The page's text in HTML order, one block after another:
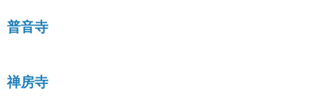
普音寺
禅房寺